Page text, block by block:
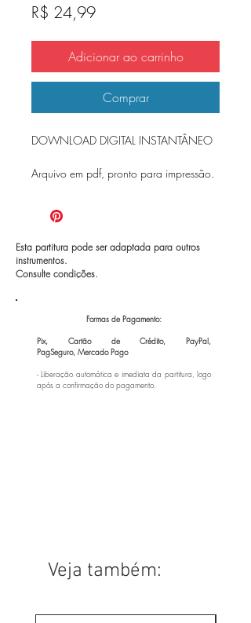
R$ 24,99Preço
Adicionar ao carrinho
Comprar
DOWNLOAD DIGITAL INSTANTÂNEO
Arquivo em pdf, pronto para impressão.
Esta partitura pode ser adaptada para outros
instrumentos.
Consulte condições.
Formas de Pagamento:
Pix, Cartão de Crédito, PayPal,
PagSeguro, Mercado Pago
- Liberação automática e imediata da partitura, logo
após a confirmação do pagamento.
Veja também: